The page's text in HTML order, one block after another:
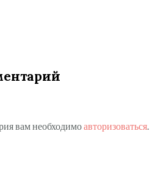
вам необходимоавторизоваться.